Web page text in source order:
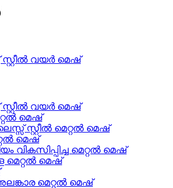
സ്റ്റീൽ വയർ മെഷ്
സ്റ്റീൽ വയർ മെഷ്
മെഷ്
സ്റ്റീൽ മെറ്റൽ മെഷ്
മെഷ്
വികസിപ്പിച്ച മെറ്റൽ മെഷ്
മെഷ്
മെറ്റൽ മെഷ്